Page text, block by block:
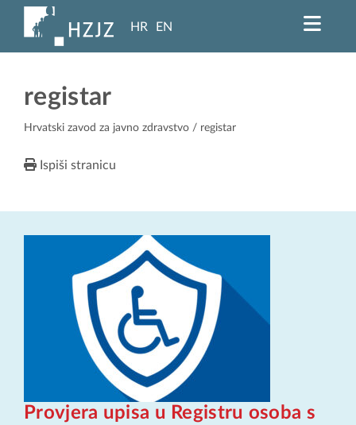
HR EN
registar
Hrvatski zavod za javno zdravstvo / registar
Ispiši stranicu
Provjera upisa u Registru osoba s